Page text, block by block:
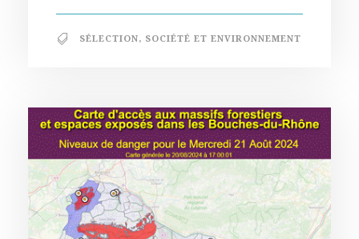
SÉLECTION, SOCIÉTÉ ET ENVIRONNEMENT